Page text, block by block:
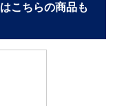
こちらの商品も